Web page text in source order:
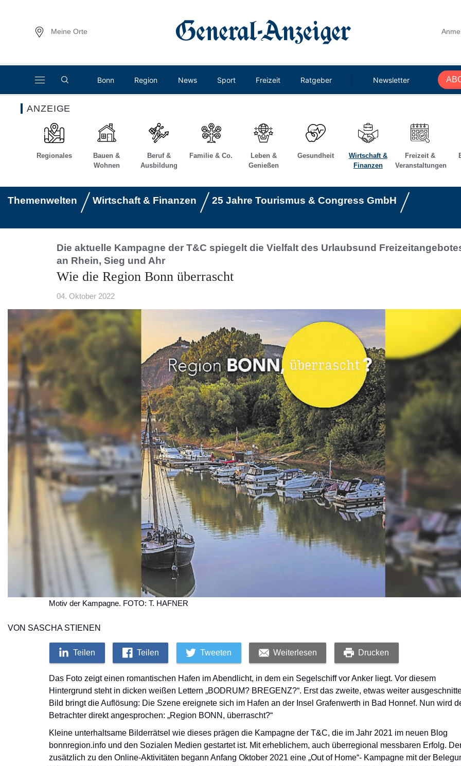
Meine Orte
Bonn Region News Sport Freizeit Ratgeber Newsletter
Suche
ANZEIGE
Regionales
Bauen &
Wohnen
Beruf &
Ausbildung
Familie & Co.
Leben &
Genießen
Gesundheit
Wirtschaft &
Finanzen
Freizeit &
Veranstaltungen
Themenwelten Wirtschaft & Finanzen 25 Jahre Tourismus & Congress GmbH
Die aktuelle Kampagne der T&C spiegelt die Vielfalt des Urlaubsund
an Rhein, Sieg und Ahr
Wie die Region Bonn überrascht
04. Oktober 2022
Motiv der Kampagne. FOTO: T. HAFNER
VON SASCHA STIENEN
Teilen Teilen Tweeten Weiterlesen Drucken
Das Foto zeigt einen romantischen Hafen im Abendlicht, in dem ein Segelschiff vor Anker liegt. Vor diesem
Hintergrund steht in dicken weißen Lettern „BODRUM? BREGENZ?“. Erst das zweite, etwas weiter
Bild bringt die Auflösung: Die Szene ereignete sich im Hafen an der Insel Grafenwerth in Bad Honnef. Nun wird
Betrachter direkt angesprochen: „Region BONN, überrascht?“
Kleine unterhaltsame Bilderrätsel wie dieses prägen die Kampagne der T&C, die im Jahr 2021 im neuen Blog
bonnregion.info und den Sozialen Medien gestartet ist. Mit erheblichem, auch überregional messbaren Erfolg.
zusätzlich zu den Online-Aktivitäten begann Anfang Oktober 2021 eine „Out of Home“- Kampagne mit der